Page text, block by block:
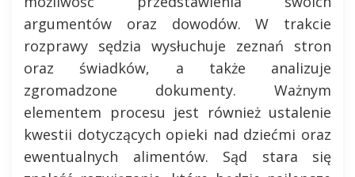
argumentów oraz dowodów. W trakcie
rozprawy sędzia wysłuchuje zeznań stron
oraz świadków, a także analizuje
zgromadzone dokumenty. Ważnym
elementem procesu jest również ustalenie
kwestii dotyczących opieki nad dziećmi oraz
ewentualnych alimentów. Sąd stara się